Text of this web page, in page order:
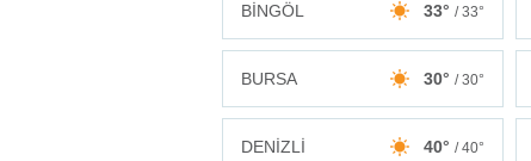
BİNGÖL 33° / 33°
BURSA 30° / 30°
DENİZLİ 40° / 40°